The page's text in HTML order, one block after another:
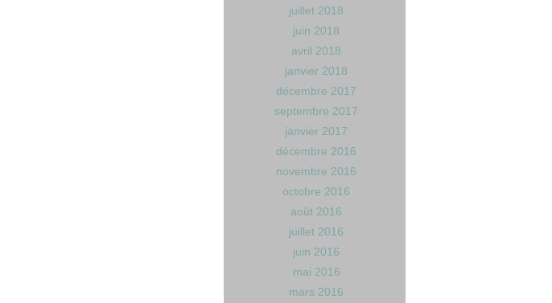
juillet 2018
juin 2018
avril 2018
janvier 2018
décembre 2017
septembre 2017
janvier 2017
décembre 2016
novembre 2016
octobre 2016
août 2016
juillet 2016
juin 2016
mai 2016
mars 2016